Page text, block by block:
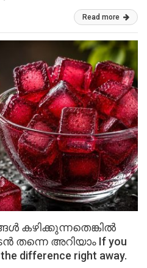
Read more
കഴിക്കുന്നതെങ്കിൽ
തന്നെ അറിയാം If you
difference right away.